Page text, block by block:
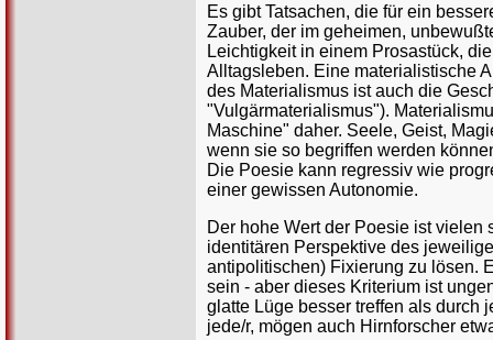
Es gibt Tatsachen, die für ein
Zauber, der im geheimen,
Leichtigkeit in einem Prosastück,
Alltagsleben. Eine materialistische
des Materialismus ist auch die
"Vulgärmaterialismus").
Maschine" daher. Seele, Geist,
wenn sie so begriffen werden
Die Poesie kann regressiv wie
einer gewissen Autonomie.
Der hohe Wert der Poesie ist
identitären Perspektive des
antipolitischen) Fixierung zu lösen.
sein - aber dieses Kriterium ist
glatte Lüge besser treffen als durch
jede/r, mögen auch Hirnforscher